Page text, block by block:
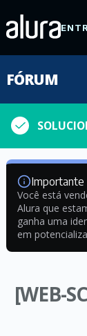
FÓRUM
Importante
Você está
Alura que
ganha uma
em
[WEB-